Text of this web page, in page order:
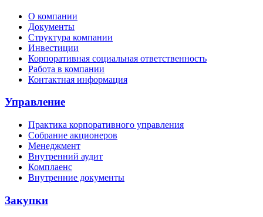
О компании
Документы
Структура компании
Инвестиции
Корпоративная социальная ответственность
Работа в компании
Контактная информация
Управление
Практика корпоративного управления
Собрание акционеров
Менеджмент
Внутренний аудит
Комплаенс
Внутренние документы
Закупки